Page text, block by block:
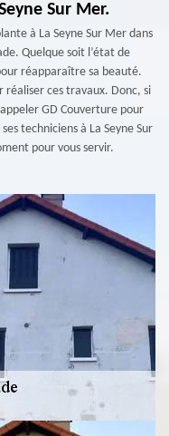
Sur Mer.
à La Seyne Sur Mer dans
Quelque soit l’état de
réapparaître sa beauté.
réaliser ces travaux. Donc, si
GD Couverture pour
techniciens à La Seyne Sur
pour vous servir.